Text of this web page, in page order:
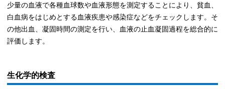
少量の血液で各種血球数や血液形態を測定することにより、貧血、
白血病をはじめとする血液疾患や感染症などをチェックします。そ
の他出血、凝固時間の測定を行い、血液の止血凝固過程を総合的に
評価します。
生化学的検査